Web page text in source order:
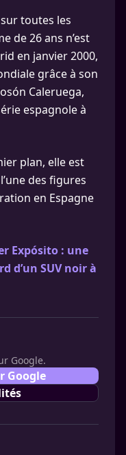
toutes les
de 26 ans n’est
en janvier 2000,
grâce à son
Caleruega,
espagnole à
plan, elle est
des figures
en Espagne
Expósito : une
d’un SUV noir à
Google.
Google